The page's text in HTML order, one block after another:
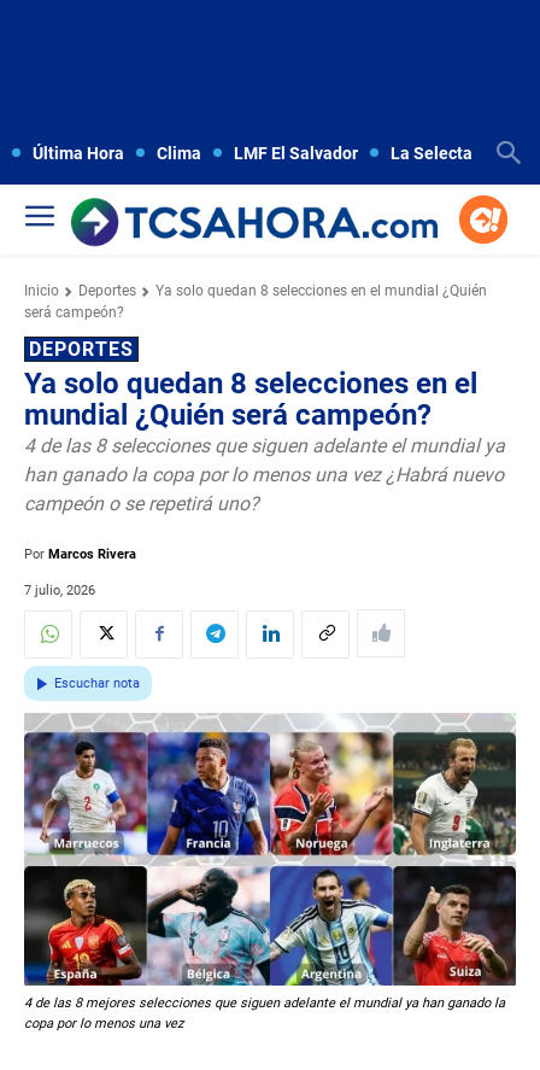
Última Hora Clima LMF El Salvador La Selecta
Inicio Deportes
Ya solo quedan 8 selecciones en el mundial ¿Quién
será campeón?
DEPORTES
Ya solo quedan 8 selecciones en el
mundial ¿Quién será campeón?
4 de las 8 selecciones que siguen adelante el mundial ya
han ganado la copa por lo menos una vez ¿Habrá nuevo
campeón o se repetirá uno?
Por Marcos Rivera
7 julio, 2026
Escuchar nota
4 de las 8 mejores selecciones que siguen adelante el mundial ya han ganado la
copa por lo menos una vez